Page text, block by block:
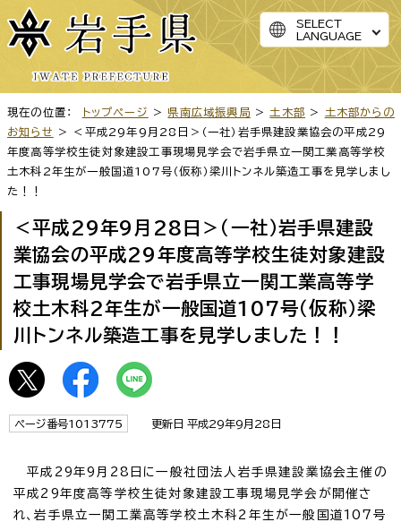
SELECT
LANGUAGE
現在の位置： トップページ > 県南広域振興局 > 土木部 >
土木部からの
お知らせ
> ＜平成29年9月28日＞（一社）岩手県建設業協会の平成29
年度高等学校生徒対象建設工事現場見学会で岩手県立一関工業高等学校
土木科2年生が一般国道107号（仮称）梁川トンネル築造工事を見学しまし
た！！
＜平成29年9月28日＞（一社）岩手県建設
業協会の平成29年度高等学校生徒対象建設
工事現場見学会で岩手県立一関工業高等学
校土木科2年生が一般国道107号（仮称）梁
川トンネル築造工事を見学しました！！
ページ番号1013775 更新日 平成29年9月28日
平成29年9月28日に一般社団法人岩手県建設業協会主催の
平成29年度高等学校生徒対象建設工事現場見学会が開催さ
れ、岩手県立一関工業高等学校土木科2年生が一般国道107号